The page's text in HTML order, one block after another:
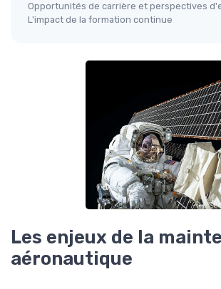
Opportunités de carrière et perspectives
L'impact de la formation continue
Les enjeux de la
aéronautique